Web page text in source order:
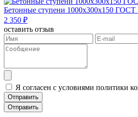
Бетонные ступени 1000х300х150
2 350 ₽
оставить отзыв
Я согласен с условиями политики
Отправить
Отправить